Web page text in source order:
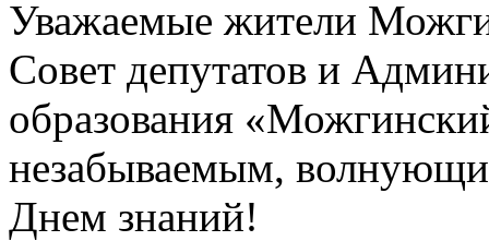
Уважаемые жители
Совет депутатов и
образования
незабываемым,
Днем знаний!